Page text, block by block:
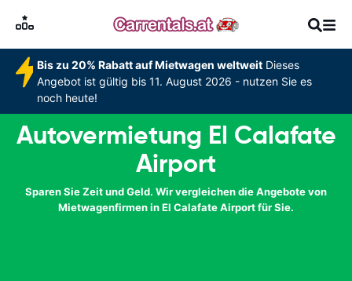
Bis zu 20% Rabatt auf Mietwagen weltweitDieses
Angebot ist gültig bis 11. August 2026 - nutzen Sie es
noch heute!
Autovermietung El Calafate
Airport
Sparen Sie Zeit und Geld. Wir vergleichen die Angebote von
Mietwagenfirmen in El Calafate Airport für Sie.